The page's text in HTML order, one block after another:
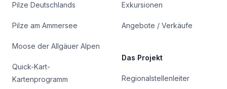
Pilze Deutschlands
Pilze am Ammersee
Moose der Allgäuer Alpen
Quick-Kart-
Kartenprogramm
Exkursionen
Angebote / Verkäufe
Das Projekt
Regionalstellenleiter